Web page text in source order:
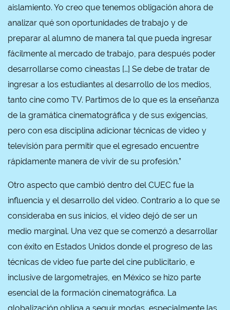
aislamiento. Yo creo que tenemos obligación ahora de
analizar qué son oportunidades de trabajo y de
preparar al alumno de manera tal que pueda ingresar
fácilmente al mercado de trabajo, para después poder
desarrollarse como cineastas […] Se debe de tratar de
ingresar a los estudiantes al desarrollo de los medios,
tanto cine como TV. Partimos de lo que es la enseñanza
de la gramática cinematográfica y de sus exigencias,
pero con esa disciplina adicionar técnicas de video y
televisión para permitir que el egresado encuentre
rápidamente manera de vivir de su profesión.”
Otro aspecto que cambió dentro del CUEC fue la
influencia y el desarrollo del video. Contrario a lo que se
consideraba en sus inicios, el video dejó de ser un
medio marginal. Una vez que se comenzó a desarrollar
con éxito en Estados Unidos donde el progreso de las
técnicas de video fue parte del cine publicitario, e
inclusive de largometrajes, en México se hizo parte
esencial de la formación cinematográfica. La